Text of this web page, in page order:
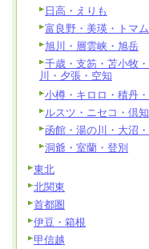
日高・えりも
富良野・美瑛・トマム
旭川・層雲峡・旭岳
千歳・支笏・苫小牧
川・夕張・空知
小樽・キロロ・積丹
ルスツ・ニセコ・倶
函館・湯の川・大沼
洞爺・室蘭・登別
東北
北関東
首都圏
伊豆・箱根
甲信越